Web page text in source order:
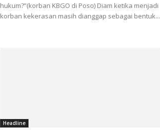
hukum?”(korban KBGO di Poso) Diam ketika menjadi
korban kekerasan masih dianggap sebagai bentuk...
Headline